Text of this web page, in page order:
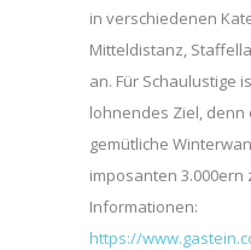
in verschiedenen
Mitteldistanz,
an. Für Schaulustige
lohnendes Ziel, denn
gemütliche
imposanten 3.000ern
Informationen:
https://